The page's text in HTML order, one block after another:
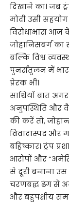
दिखाने का। जब
मोदी उसी
विरोधाभास आज
जोहानिसबर्ग
बल्कि विश्व
पुनर्संतुलन में
प्रेरक भी।
साथियों बात
अनुपस्थिति और
की करें तो,
विवादास्पद और
बहिष्कार। ट्रंप
आरोपों और
से दूरी बनाना उस
चरणबद्ध ढंग से
और बहुपक्षीय